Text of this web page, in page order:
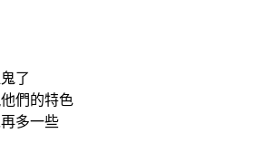
了
們的特色
多一些